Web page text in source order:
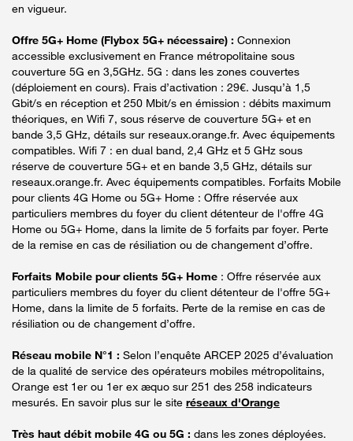
en vigueur.
Offre 5G+ Home (Flybox 5G+ nécessaire) : Connexion
accessible exclusivement en France métropolitaine sous
couverture 5G en 3,5GHz. 5G : dans les zones couvertes
(déploiement en cours). Frais d’activation : 29€. Jusqu’à 1,5
Gbit/s en réception et 250 Mbit/s en émission : débits maximum
théoriques, en Wifi 7, sous réserve de couverture 5G+ et en
bande 3,5 GHz, détails sur reseaux.orange.fr. Avec équipements
compatibles. Wifi 7 : en dual band, 2,4 GHz et 5 GHz sous
réserve de couverture 5G+ et en bande 3,5 GHz, détails sur
reseaux.orange.fr. Avec équipements compatibles. Forfaits Mobile
pour clients 4G Home ou 5G+ Home : Offre réservée aux
particuliers membres du foyer du client détenteur de l'offre 4G
Home ou 5G+ Home, dans la limite de 5 forfaits par foyer. Perte
de la remise en cas de résiliation ou de changement d’offre.
Forfaits Mobile pour clients 5G+ Home : Offre réservée aux
particuliers membres du foyer du client détenteur de l'offre 5G+
Home, dans la limite de 5 forfaits. Perte de la remise en cas de
résiliation ou de changement d’offre.
Réseau mobile N°1 : Selon l’enquête ARCEP 2025 d’évaluation
de la qualité de service des opérateurs mobiles métropolitains,
Orange est 1er ou 1er ex æquo sur 251 des 258 indicateurs
mesurés. En savoir plus sur le site réseaux d'Orange
Très haut débit mobile 4G ou 5G : dans les zones déployées.